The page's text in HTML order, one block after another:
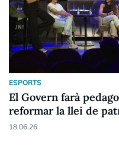
ESPORTS
El Govern farà
reformar la llei de
18.06.26